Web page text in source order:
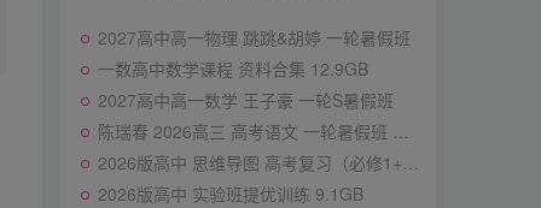
2027高中高一物理 跳跳&胡婷 一轮暑假班
一数高中数学课程 资料合集 12.9GB
2027高中高一数学 王子豪 一轮S暑假班
陈瑞春 2026高三 高考语文 一轮暑假班 更新中
2026版高中 思维导图 高考复习（必修1+2） 化学
2026版高中 实验班提优训练 9.1GB